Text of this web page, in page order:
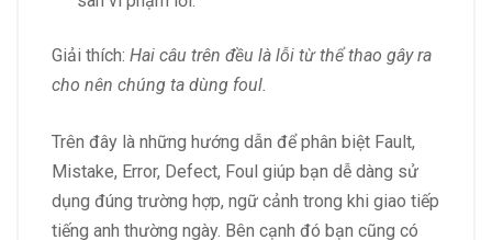
Giải thích: Hai câu trên đều là lỗi từ thể thao gây ra
cho nên chúng ta dùng foul.
Trên đây là những hướng dẫn để phân biệt Fault,
Mistake, Error, Defect, Foul giúp bạn dễ dàng sử
dụng đúng trường hợp, ngữ cảnh trong khi giao tiếp
tiếng anh thường ngày. Bên cạnh đó bạn cũng có